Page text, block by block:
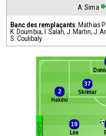
A. Sima
Banc des remplaçants: Mathias
K. Doumbia, I. Salah,J. Martin,J.
S. Coulibaly